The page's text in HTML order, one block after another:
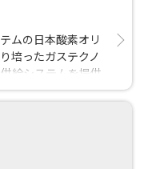
ムの日本酸素オリ
培ったガステクノ
給システムを提供
られる高圧ガス保